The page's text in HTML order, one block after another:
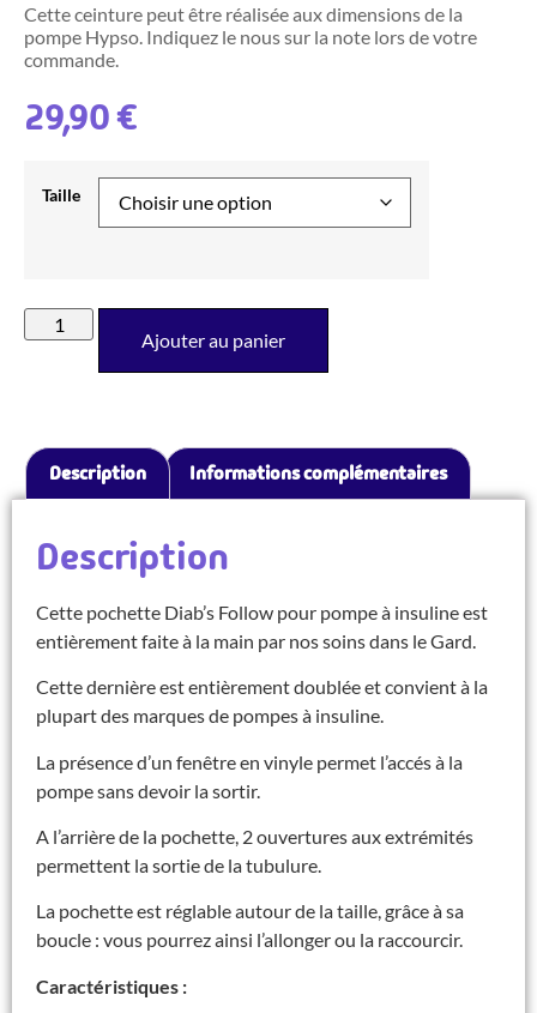
Cette ceinture peut être réalisée aux dimensions de la
pompe Hypso. Indiquez le nous sur la note lors de votre
commande.
29,90€
Taille
Ajouter au panier
Description Informations complémentaires
Description
Cette pochette Diab’s Follow pour pompe à insuline est
entièrement faite à la main par nos soins dans le Gard.
Cette dernière est entièrement doublée et convient à la
plupart des marques de pompes à insuline.
La présence d’un fenêtre en vinyle permet l’accés à la
pompe sans devoir la sortir.
A l’arrière de la pochette, 2 ouvertures aux extrémités
permettent la sortie de la tubulure.
La pochette est réglable autour de la taille, grâce à sa
boucle : vous pourrez ainsi l’allonger ou la raccourcir.
Caractéristiques :